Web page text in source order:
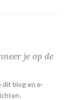
je op de
dit blog en e-